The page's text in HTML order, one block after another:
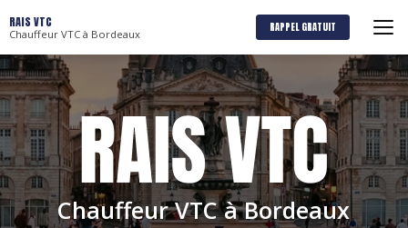
au
contenu
principal
RAIS VTC
Chauffeur VTC à Bordeaux RAPPEL GRATUIT
Chauffeur VTC à Bordeaux